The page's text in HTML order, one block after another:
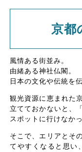
京都
風情ある街並み。
由緒ある神社仏閣。
日本の文化や伝統を
観光資源に恵まれた
立てておかないと、
スポットに行けなか
そこで、エリアとそ
てやすくなると思い